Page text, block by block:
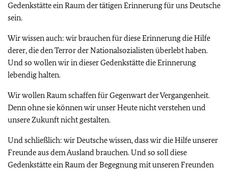
Gedenkstätte ein Raum der tätigen Erinnerung für uns Deutsche
sein.
Wir wissen auch: wir brauchen für diese Erinnerung die Hilfe
derer, die den Terror der Nationalsozialisten überlebt haben.
Und so wollen wir in dieser Gedenkstätte die Erinnerung
lebendig halten.
Wir wollen Raum schaffen für Gegenwart der Vergangenheit.
Denn ohne sie können wir unser Heute nicht verstehen und
unsere Zukunft nicht gestalten.
Und schließlich: wir Deutsche wissen, dass wir die Hilfe unserer
Freunde aus dem Ausland brauchen. Und so soll diese
Gedenkstätte ein Raum der Begegnung mit unseren Freunden